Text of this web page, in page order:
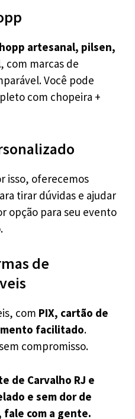
artesanal, pilsen,
, com marcas de
Você pode
com chopeira +
isso, oferecemos
tirar dúvidas e ajudar
opção para seu evento
de
com PIX, cartão de
facilitado.
compromisso.
de Carvalho RJ e
e sem dor de
com a gente.